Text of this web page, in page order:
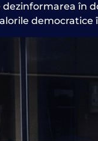
în